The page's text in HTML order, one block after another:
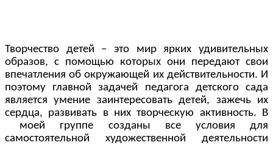
Творчество детей – это мир ярких удивительных
образов, с помощью которых они передают свои
впечатления об окружающей их действительности. И
поэтому главной задачей педагога детского сада
является умение заинтересовать детей, зажечь их
сердца, развивать в них творческую активность. В
моей группе созданы все условия для
самостоятельной художественной деятельности